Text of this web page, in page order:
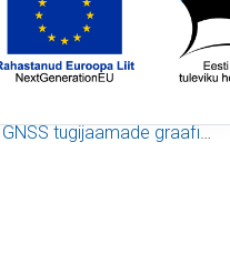
GNSS tugijaamade graafikud